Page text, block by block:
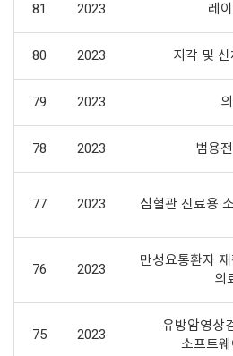
81 2023 레
80 2023 지각 및
79 2023
78 2023 범용
77 2023 심혈관 진료용
76 2023
만성요통환자
의
75 2023
유방암영상
소프트웨